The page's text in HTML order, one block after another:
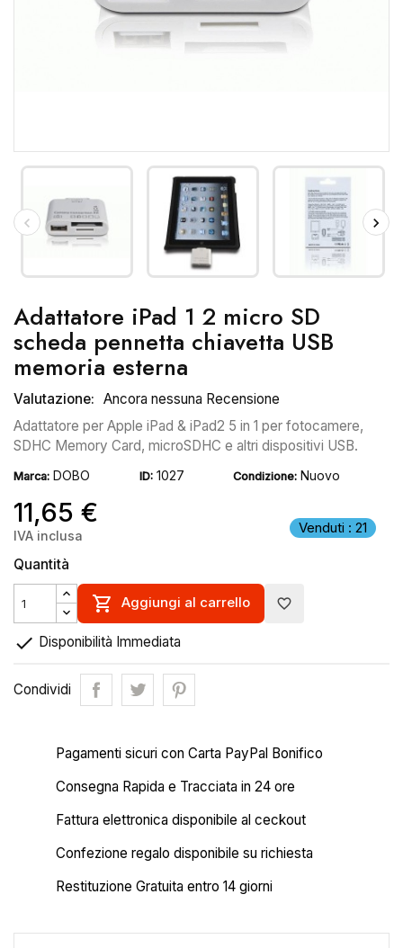
Adattatore iPad 1 2 micro SD
scheda pennetta chiavetta USB
memoria esterna
Valutazione: Ancora nessuna Recensione
Adattatore per Apple iPad & iPad2 5 in 1 per fotocamere,
SDHC Memory Card, microSDHC e altri dispositivi USB.
Marca: DOBO ID: 1027 Condizione: Nuovo
11,65 € Venduti : 21
IVA inclusa
Quantità
 Aggiungi al carrello favorite_border
 Disponibilità Immediata
Condividi
Pagamenti sicuri con Carta PayPal Bonifico
Consegna Rapida e Tracciata in 24 ore
Fattura elettronica disponibile al ceckout
Confezione regalo disponibile su richiesta
Restituzione Gratuita entro 14 giorni